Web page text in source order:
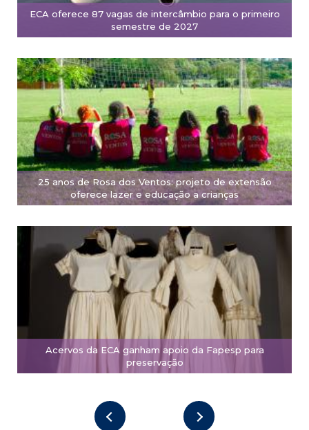
ECA oferece 87 vagas de intercâmbio para o primeiro
semestre de 2027
25 anos de Rosa dos Ventos: projeto de extensão
oferece lazer e educação a crianças
Acervos da ECA ganham apoio da Fapesp para
preservação